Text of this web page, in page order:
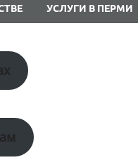
УСЛУГИ В ПЕРМИ